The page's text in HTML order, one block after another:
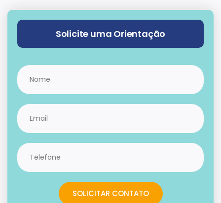
Solicite uma Orientação
SOLICITAR CONTATO